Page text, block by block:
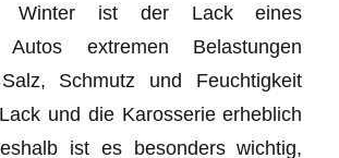
Winter ist der Lack eines
Autos extremen Belastungen
Schmutz und Feuchtigkeit
und die Karosserie erheblich
ist es besonders wichtig,